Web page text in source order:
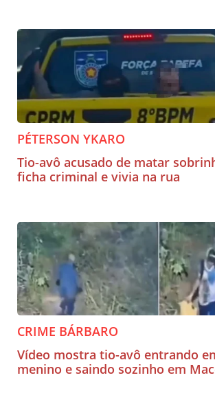
PÉTERSON YKARO
Tio-avô acusado de matar
ficha criminal e vivia na rua
CRIME BÁRBARO
Vídeo mostra tio-avô entrando
menino e saindo sozinho em